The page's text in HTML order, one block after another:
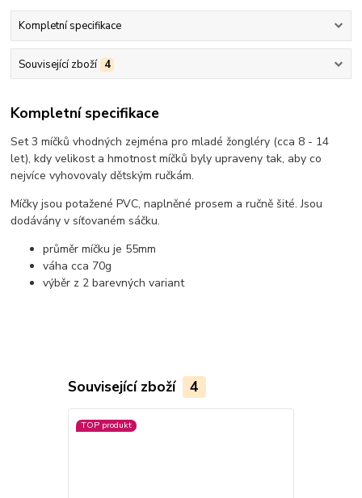
Kompletní specifikace
Související zboží 4
Kompletní specifikace
Set 3 míčků vhodných zejména pro mladé žongléry (cca 8 - 14
let), kdy velikost a hmotnost míčků byly upraveny tak, aby co
nejvíce vyhovovaly dětským ručkám.
Míčky jsou potažené PVC, naplněné prosem a ručně šité. Jsou
dodávány v síťovaném sáčku.
průměr míčku je 55mm
váha cca 70g
výběr z 2 barevných variant
Související zboží 4
TOP produkt